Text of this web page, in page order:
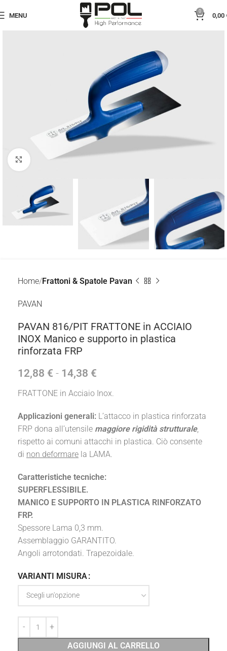
MENU
0
0,00
Click to enlarge
Home Frattoni & Spatole Pavan
PAVAN
PAVAN 816/PIT FRATTONE in ACCIAIO
INOX Manico e supporto in plastica
rinforzata FRP
12,88 € - 14,38 €
FRATTONE in Acciaio Inox.
Applicazioni generali: L’attacco in plastica rinforzata
FRP dona all’utensile maggiore rigidità strutturale,
rispetto ai comuni attacchi in plastica. Ciò consente
di non deformare la LAMA.
Caratteristiche tecniche:
SUPERFLESSIBILE.
MANICO E SUPPORTO IN PLASTICA RINFORZATO
FRP.
Spessore Lama 0,3 mm.
Assemblaggio GARANTITO.
Angoli arrotondati. Trapezoidale.
VARIANTI MISURA
AGGIUNGI AL CARRELLO